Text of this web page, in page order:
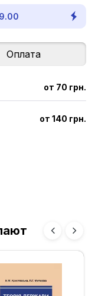
Оплата
от 70 грн.
от 140 грн.